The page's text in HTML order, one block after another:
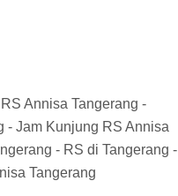
Annisa Tangerang -
- Jam Kunjung RS Annisa
- RS di Tangerang -
Tangerang